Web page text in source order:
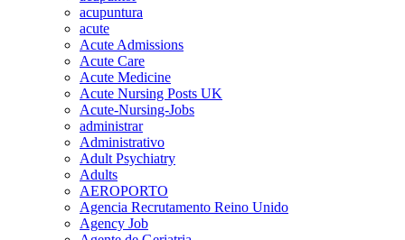
acupuntura
acute
Acute Admissions
Acute Care
Acute Medicine
Acute Nursing Posts UK
Acute-Nursing-Jobs
administrar
Administrativo
Adult Psychiatry
Adults
AEROPORTO
Agencia Recrutamento Reino Unido
Agency Job